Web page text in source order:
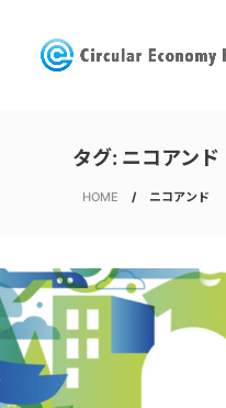
タグ: ニコアンド
HOME ニコアンド